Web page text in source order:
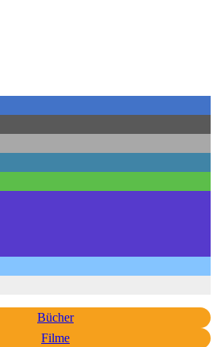
Bücher
Filme